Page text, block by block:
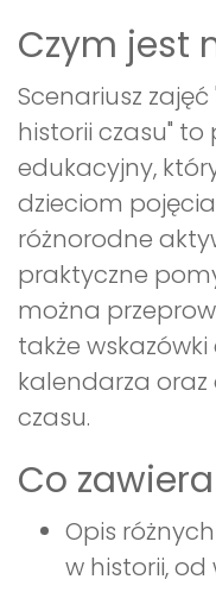
Czym jest
Scenariusz
historii czasu"
edukacyjny,
dzieciom
różnorodne
praktyczne
można
także
kalendarza
czasu.
Co
Opis
w historii,